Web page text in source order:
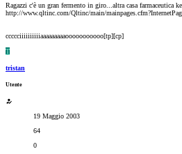
Ragazzi c'è un gran fermento in giro...altra casa farmaceutica
http://www.qltinc.com/Qltinc/main/
ccccciiiiiiiiiiaaaaaaaaaooooooooooo[tp][cp]
T
tristan
Utente
19 Maggio 2003
64
0